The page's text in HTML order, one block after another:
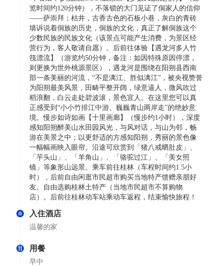
览时间约120分钟），不落锁的大门见证了侗家人的信仰
——萨崇拜；枯井，古香古色的石板小巷，灰白的青砖
墙诉说着侗族的历史，侗族的文化，真正了解侗族这个
少数民族的民族文化（该景点可能产生消费，为景区经
营行为，客人敬请自愿）。后前往体验【遇龙河多人竹
筏漂流】（游览约50分钟，备注：如因特殊原因停漂，
则更换为世外桃源景区），遇龙河是围绕在阳朔县西南
部一条美丽的河流，“不是漓江、胜似漓江”，被央视赞誉
为阳朔最美风景，田畴平整开阔，绿意逼人，微风吹过
稻浪翻，白云走处碧波滚，景色宜人。在这里您可以真
正感受到“小小竹排江中游、巍巍青山两岸走”的绝妙意
境。慢步如诗如画【十里画廊】（慢步约1小时），深度
感知阳朔醉美山水田园风光，与风对话，与山为邻，畅
游在美景之中；以更舒适的方感知阳朔，秀丽的景色像
一幅幅画映入眼帘。沿途可欣赏到「猪八戒晒肚皮」、
「芋头山」、「羊角山」、「骆驼过江」、「美女照
镜」等象形山远景。乘车前往桂林（车程时间约1.5小
时），后前自由闲逛市民超市购买当地特产馈赠亲朋好
友。自由选购桂林土特产（当地市民超市不算购物
店）。后前往桂林动车站乘动车返程，结束愉快旅程！
入住酒店
温馨的家
用餐
早中